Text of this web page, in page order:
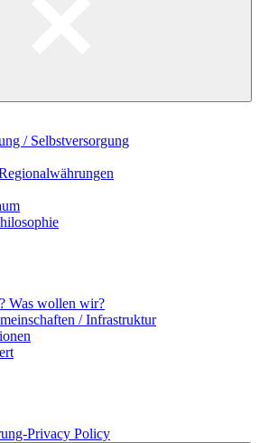
/ Selbstversorgung
Was wollen wir?
/ Infrastruktur
Privacy Policy